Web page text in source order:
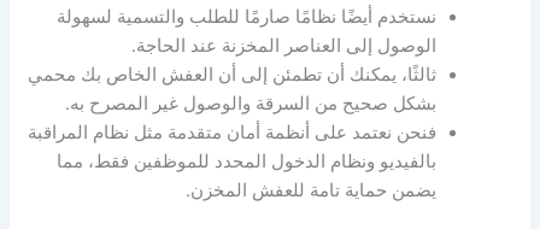
نستخدم أيضًا نظامًا صارمًا للطلب والتسمية لسهولة
الوصول إلى العناصر المخزنة عند الحاجة.
ثالثًا، يمكنك أن تطمئن إلى أن العفش الخاص بك محمي
بشكل صحيح من السرقة والوصول غير المصرح به.
فنحن نعتمد على أنظمة أمان متقدمة مثل نظام المراقبة
بالفيديو ونظام الدخول المحدد للموظفين فقط، مما
يضمن حماية تامة للعفش المخزن.